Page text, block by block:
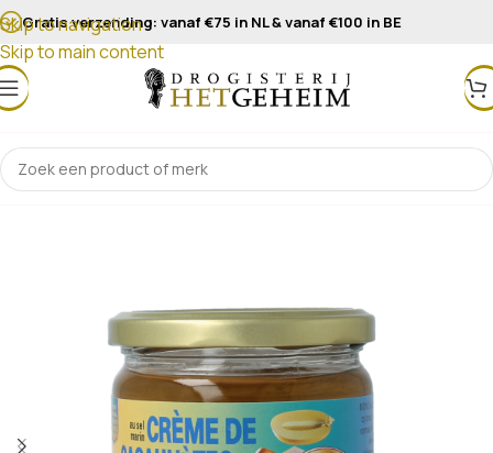
Skip to navigation
Skip to main content
Gratis verzending: vanaf €75 in NL & vanaf €100 in BE